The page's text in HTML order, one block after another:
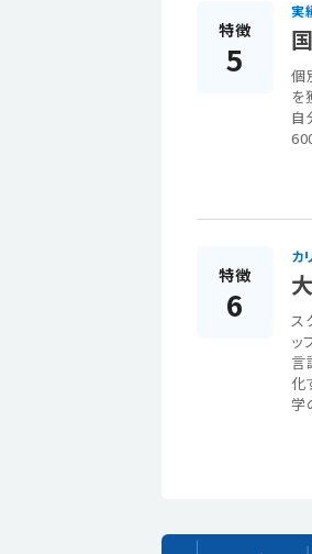
特徴
5
実
個
を
自
特徴
6
カ
ス
ッ
言
化
学